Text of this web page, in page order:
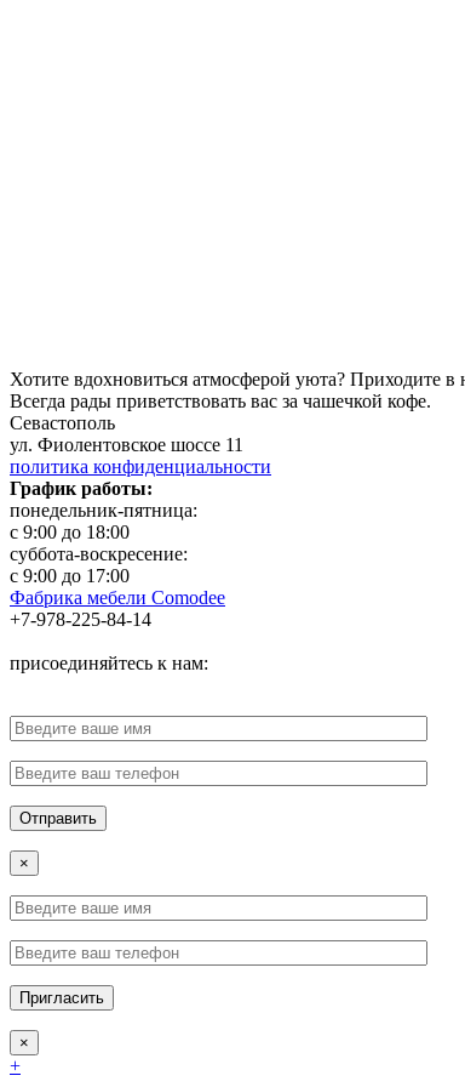
Хотите вдохновиться атмосферой уюта? Приходите в
Всегда рады приветствовать вас за чашечкой кофе.
Севастополь
ул. Фиолентовское шоссе 11
политика конфиденциальности
График работы:
понедельник-пятница:
с 9:00 до 18:00
суббота-воскресение:
с 9:00 до 17:00
Фабрика мебели Comodee
+7-978-225-84-14
присоединяйтесь к нам:
×
×
+